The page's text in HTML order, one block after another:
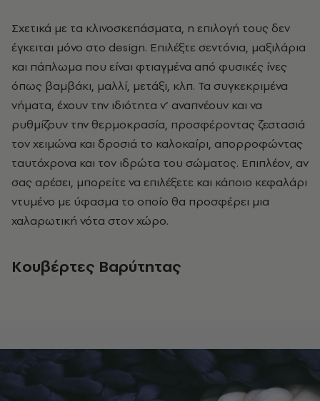
Σχετικά με τα κλινοσκεπάσματα, η επιλογή τους δεν
έγκειται μόνο στο design. Eπιλέξτε σεντόνια, μαξιλάρια
και πάπλωμα που είναι φτιαγμένα από φυσικές ίνες
όπως βαμβάκι, μαλλί, μετάξι, κλπ. Τα συγκεκριμένα
νήματα, έχουν την ιδιότητα ν’ αναπνέουν και να
ρυθμίζουν την θερμοκρασία, προσφέροντας ζεστασιά
τον χειμώνα και δροσιά το καλοκαίρι, απορροφώντας
ταυτόχρονα και τον ιδρώτα του σώματος. Επιπλέον, αν
σας αρέσει, μπορείτε να επιλέξετε και κάποιο κεφαλάρι
ντυμένο με ύφασμα το οποίο θα προσφέρει μια
χαλαρωτική νότα στον χώρο.
Κουβέρτες Βαρύτητας